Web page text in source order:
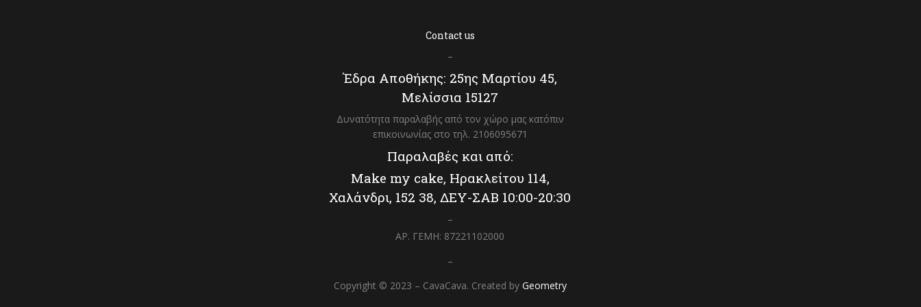
Contact us
–
Έδρα Αποθήκης: 25ης Μαρτίου 45,
Μελίσσια 15127
Δυνατότητα παραλαβής από τον χώρο μας κατόπιν
επικοινωνίας στο τηλ. 2106095671
Παραλαβές και από:
Make my cake, Ηρακλείτου 114,
Χαλάνδρι, 152 38, ΔΕΥ-ΣΑΒ 10:00-20:30
–
ΑΡ. ΓΕΜΗ: 87221102000
–
Copyright © 2023 – CavaCava. Created by Geometry